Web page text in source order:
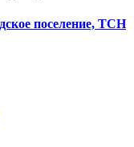
поселение, ТСН